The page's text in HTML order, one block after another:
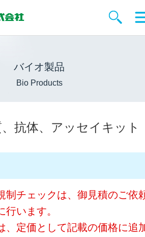
バイオ製品
Bio Products
抗体、アッセイキット
制チェックは、御見積のご依
行います。
、定価として記載の価格に追